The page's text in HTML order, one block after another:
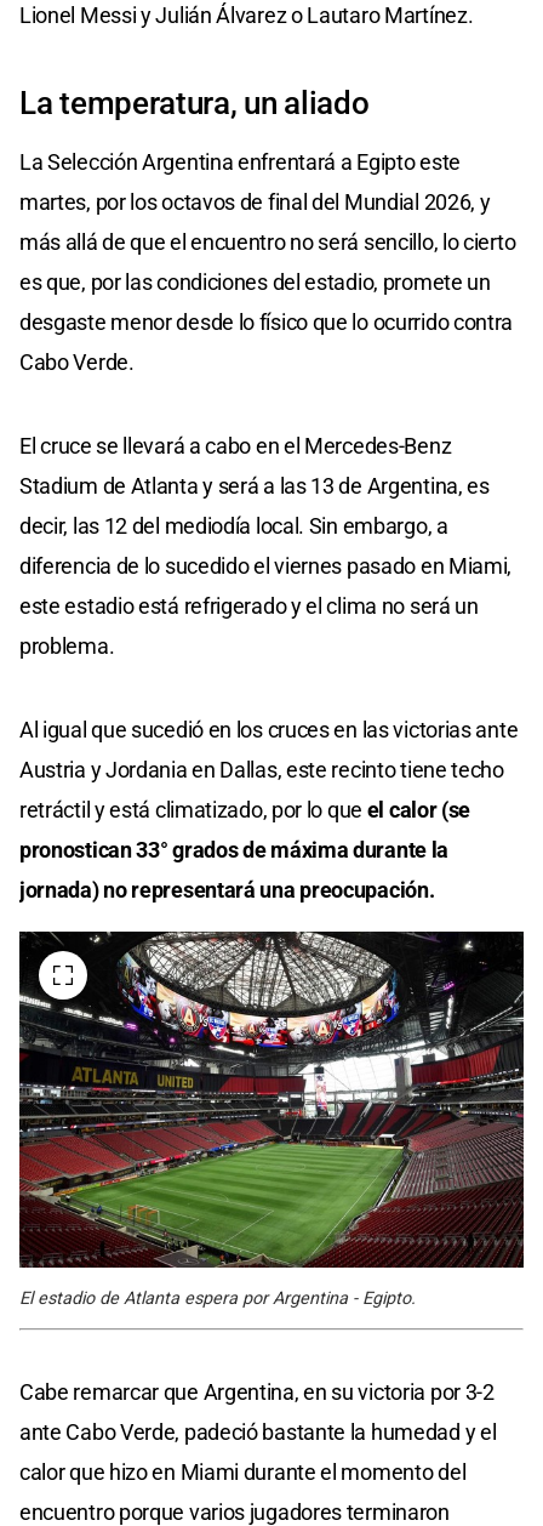
Lionel Messi y Julián Álvarez o Lautaro Martínez.
La temperatura, un aliado
La Selección Argentina enfrentará a Egipto este
martes, por los octavos de final del Mundial 2026, y
más allá de que el encuentro no será sencillo, lo cierto
es que, por las condiciones del estadio, promete un
desgaste menor desde lo físico que lo ocurrido contra
Cabo Verde.
El cruce se llevará a cabo en el Mercedes-Benz
Stadium de Atlanta y será a las 13 de Argentina, es
decir, las 12 del mediodía local. Sin embargo, a
diferencia de lo sucedido el viernes pasado en Miami,
este estadio está refrigerado y el clima no será un
problema.
Al igual que sucedió en los cruces en las victorias ante
Austria y Jordania en Dallas, este recinto tiene techo
retráctil y está climatizado, por lo que el calor (se
pronostican 33° grados de máxima durante la
jornada) no representará una preocupación.
El estadio de Atlanta espera por Argentina - Egipto.
Cabe remarcar que Argentina, en su victoria por 3-2
ante Cabo Verde, padeció bastante la humedad y el
calor que hizo en Miami durante el momento del
encuentro porque varios jugadores terminaron